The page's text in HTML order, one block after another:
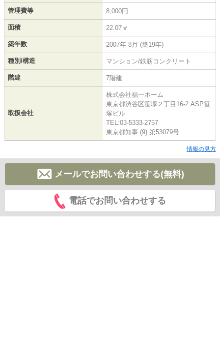
管理費等 8,000円
面積 22.07㎡
築年数 2007年 8月 (築19年)
種別/構造 マンション/鉄筋コンクリート
階建 7階建
取扱会社
株式会社福一ホーム
東京都渋谷区笹塚２丁目16-2 ASP笹
塚ビル
TEL:03-5333-2757
東京都知事 (9) 第53079号
情報の見方
メールでお問い合わせする(無料)
電話でお問い合わせする